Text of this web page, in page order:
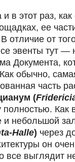
и в этот раз,
ее
отличие от
эвенты тут
Документа,
обычно,
часть
(
полностью. Как
и небольшой
Halle) через
он
все выглядит